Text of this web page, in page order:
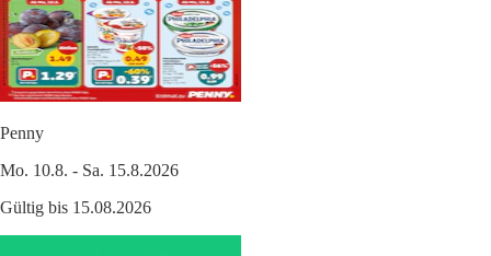
Penny
Mo. 10.8. - Sa. 15.8.2026
Gültig bis 15.08.2026